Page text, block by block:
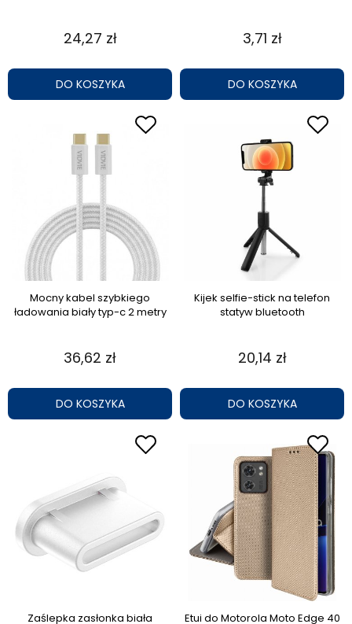
24,27 zł
DO KOSZYKA
3,71 zł
DO KOSZYKA
Mocny kabel szybkiego
ładowania biały typ-c 2 metry
36,62 zł
DO KOSZYKA
Kijek selfie-stick na telefon
statyw bluetooth
20,14 zł
DO KOSZYKA
Zaślepka zasłonka biała
Etui do Motorola Moto Edge 40